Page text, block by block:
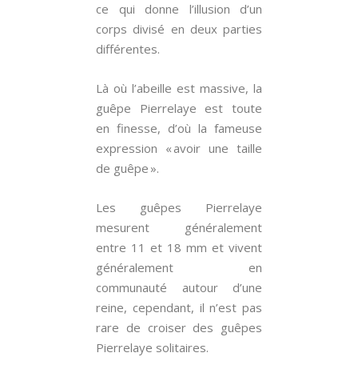
ce qui donne l’illusion d’un
corps divisé en deux parties
différentes.
Là où l’abeille est massive, la
guêpe Pierrelaye est toute
en finesse, d’où la fameuse
expression « avoir une taille
de guêpe ».
Les guêpes Pierrelaye
mesurent généralement
entre 11 et 18 mm et vivent
généralement en
communauté autour d’une
reine, cependant, il n’est pas
rare de croiser des guêpes
Pierrelaye solitaires.